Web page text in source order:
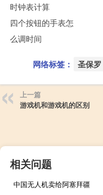
时钟表计算
四个按钮的手表怎
么调时间
网络标签： 圣保罗
上一篇
游戏机和游戏机的区别
相关问题
中国无人机卖给阿塞拜疆